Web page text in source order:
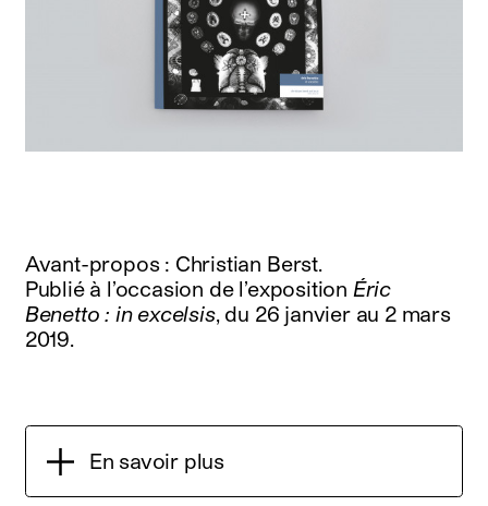
Avant-propos : Christian Berst.
Publié à l’occasion de l’exposition Éric
Benetto : in excelsis, du 26 janvier au 2 mars
2019.
En savoir plus